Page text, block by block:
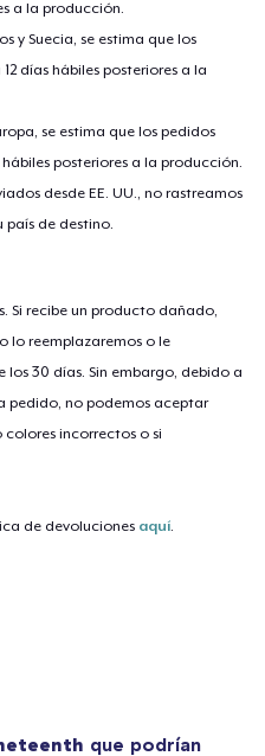
a la producción.
y Suecia, se estima que los
días hábiles posteriores a la
se estima que los pedidos
posteriores a la producción.
desde EE. UU., no rastreamos
país de destino.
Si recibe un producto dañado,
lo reemplazaremos o le
los 30 días. Sin embargo, debido a
pedido, no podemos aceptar
incorrectos o si
de devoluciones aquí
que podrían